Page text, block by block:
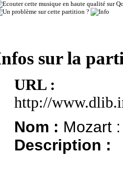
sur la
URL :
http://
Nom : Mozart
Description :